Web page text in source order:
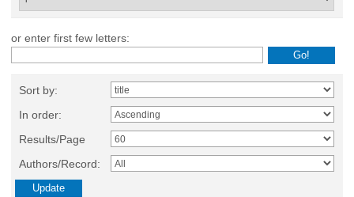
or enter first few letters:
Sort by:
In order:
Results/Page
Authors/Record: